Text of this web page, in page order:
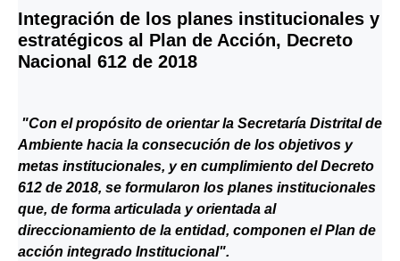
Integración de los planes institucionales y
estratégicos al Plan de Acción, Decreto
Nacional 612 de 2018
"Con el propósito de orientar la Secretaría Distrital de
Ambiente hacia la consecución de los objetivos y
metas institucionales, y en cumplimiento del Decreto
612 de 2018, se formularon los planes institucionales
que, de forma articulada y orientada al
direccionamiento de la entidad, componen el Plan de
acción integrado Institucional".